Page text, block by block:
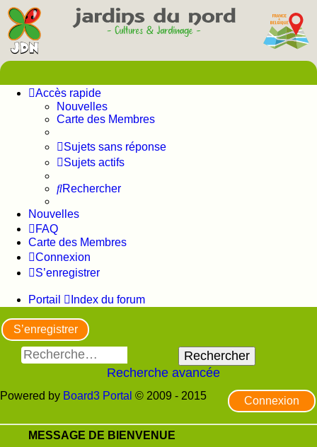
Accès rapide
Nouvelles
Carte des Membres
Sujets sans réponse
Sujets actifs
Rechercher
Nouvelles
FAQ
Carte des Membres
Connexion
S’enregistrer
Portail Index du forum
S’enregistrer
Rechercher
Recherche avancée
Connexion
MESSAGE DE BIENVENUE
Powered by Board3 Portal © 2009 - 2015